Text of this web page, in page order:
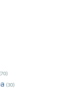
(70)
(30)